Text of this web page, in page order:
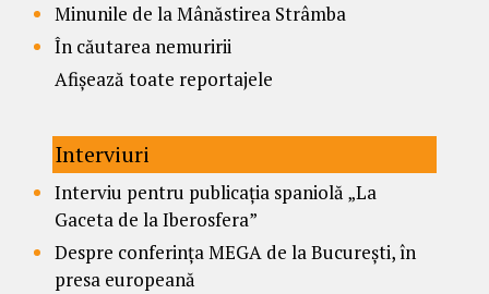
Minunile de la Mânăstirea Strâmba
În căutarea nemuririi
Afișează toate reportajele
Interviuri
Interviu pentru publicația spaniolă „La
Gaceta de la Iberosfera”
Despre conferința MEGA de la București, în
presa europeană